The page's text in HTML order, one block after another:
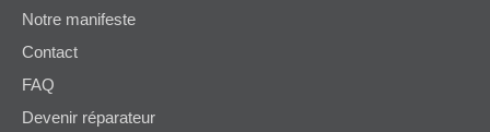
Notre manifeste
Contact
FAQ
Devenir réparateur